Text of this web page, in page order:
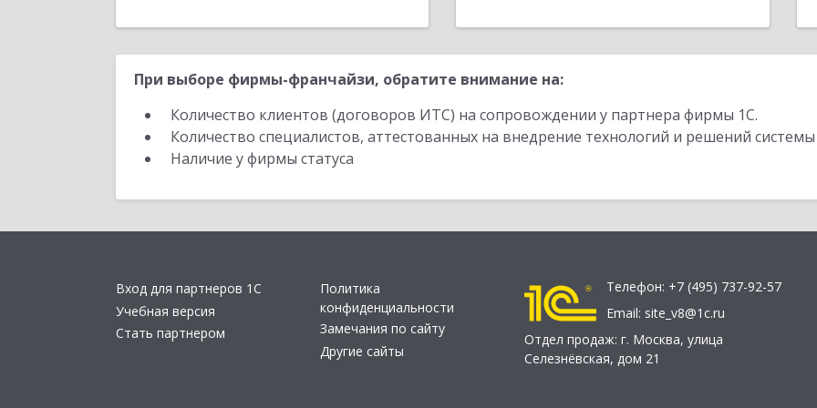
При выборе фирмы-франчайзи, обратите внимание на:
Количество клиентов (договоров ИТС) на сопровождении у партнера фирмы 1С.
Количество специалистов, аттестованных на внедрение технологий и решений
Наличие у фирмы статуса
Вход для партнеров 1С
Учебная версия
Стать партнером
Политика
конфиденциальности
Замечания по сайту
Другие сайты
Телефон: +7 (495) 737-92-57
Email: site_v8@1c.ru
Отдел продаж: г. Москва, улица
Селезнёвская, дом 21